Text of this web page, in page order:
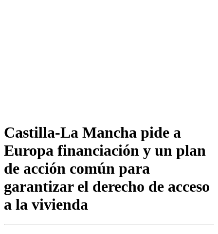
Castilla-La Mancha pide a
Europa financiación y un plan
de acción común para
garantizar el derecho de acceso
a la vivienda